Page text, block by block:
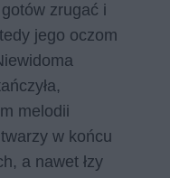
zrugać i
jego oczom
melodii
w końcu
a nawet łzy